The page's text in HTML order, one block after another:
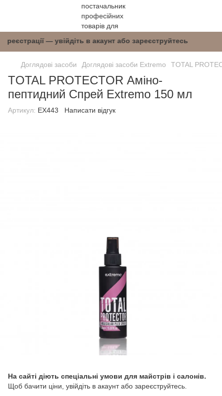
реєстрації — увійдіть в акаунт або
Доглядові засоби Доглядові засоби Extremo TOTAL
TOTAL PROTECTOR Аміно-
пептидний Спрей Extremo 150 мл
Артикул: EX443 Написати відгук
На сайті діють спеціальні умови для майстрів і салонів.
Щоб бачити ціни, увійдіть в акаунт або зареєструйтесь.